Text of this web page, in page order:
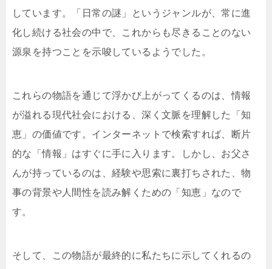
しています。「日常の謎」というジャンルが、常に進
化し続ける社会の中で、これからも尽きることのない
源泉を持つことを示唆しているようでした。
これらの物語を通じて浮かび上がってくるのは、情報
が溢れる現代社会における、深く文脈を理解した「知
恵」の価値です。インターネットで検索すれば、断片
的な「情報」はすぐに手に入ります。しかし、お父さ
んが持っているのは、経験や思索に裏打ちされた、物
事の背景や人間性を読み解くための「知恵」なので
す。
そして、この物語が最終的に私たちに示してくれるの